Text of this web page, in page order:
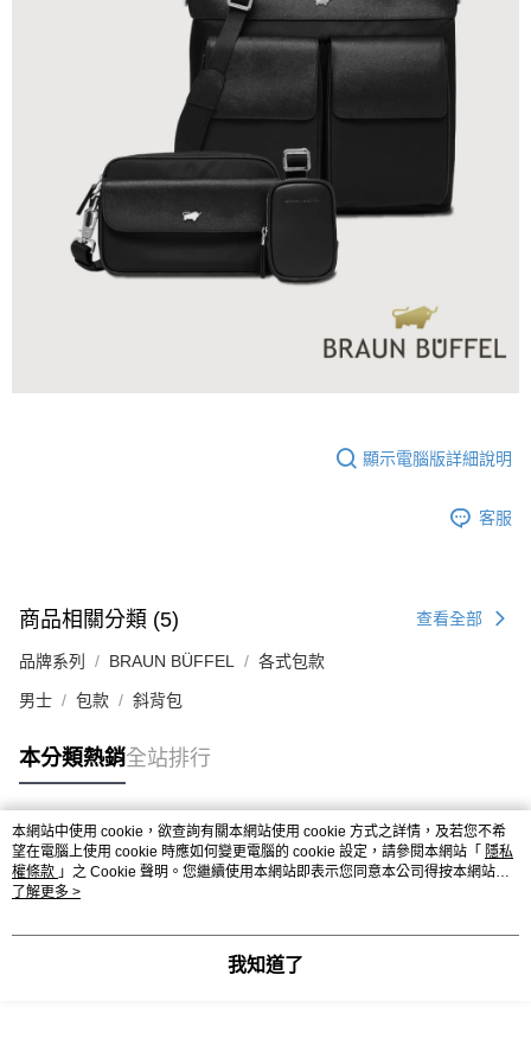
顯示電腦版詳細說明
客服
商品相關分類 (5) 查看全部
品牌系列 BRAUN BÜFFEL 各式包款
男士 包款 斜背包
本分類熱銷全站排行
熱門標籤
本網站中使用 cookie，欲查詢有關本網站使用 cookie 方式之詳情，及若您不希
望在電腦上使用 cookie 時應如何變更電腦的 cookie 設定，請參閱本網站「 隱私
權條款 」之 Cookie 聲明。您繼續使用本網站即表示您同意本公司得按本網站使
用條款之 Cookie 聲明使用 cookie。
了解更多 >
我知道了